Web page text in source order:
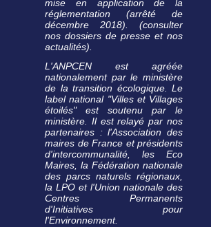
mise en application de la
réglementation (arrêté de
décembre 2018). (consulter
nos dossiers de presse et nos
actualités).
L'ANPCEN est agréée
nationalement par le ministère
de la transition écologique. Le
label national "Villes et Villages
étoilés" est soutenu par le
ministère. Il est relayé par nos
partenaires : l'Association des
maires de France et présidents
d'intercommunalité, les Eco
Maires, la Fédération nationale
des parcs naturels régionaux,
la LPO et l'Union nationale des
Centres Permanents
d'Initiatives pour
l'Environnement.